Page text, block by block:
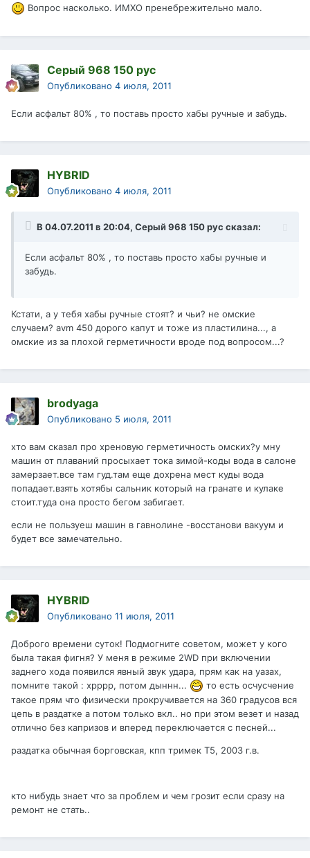
Вопрос насколько. ИМХО пренебрежительно мало.
Серый 968 150 рус
Опубликовано 4 июля, 2011
Если асфальт 80% , то поставь просто хабы ручные и забудь.
HYBRID
Опубликовано 4 июля, 2011
В 04.07.2011 в 20:04, Серый 968 150 рус сказал:
Если асфальт 80% , то поставь просто хабы ручные и
забудь.
Кстати, а у тебя хабы ручные стоят? и чьи? не омские
случаем? avm 450 дорого капут и тоже из пластилина..., а
омские из за плохой герметичности вроде под вопросом...?
brodyaga
Опубликовано 5 июля, 2011
хто вам сказал про хреновую герметичность омских?у мну
машин от плаваний просыхает тока зимой-коды вода в салоне
замерзает.все там гуд.там еще дохрена мест куды вода
попадает.взять хотябы сальник который на гранате и кулаке
стоит.туда она просто бегом забигает.
если не пользуеш машин в гавнолине -восстанови вакуум и
будет все замечательно.
HYBRID
Опубликовано 11 июля, 2011
Доброго времени суток! Подмогните советом, может у кого
была такая фигня? У меня в режиме 2WD при включении
заднего хода появился явный звук удара, прям как на уазах,
помните такой : хрррр, потом дыннн...
то есть осчусчение
такое прям что физически прокручивается на 360 градусов вся
цепь в раздатке а потом только вкл.. но при этом везет и назад
отлично без капризов и вперед переключается с песней...
раздатка обычная борговская, кпп тримек Т5, 2003 г.в.
кто нибудь знает что за проблем и чем грозит если сразу на
ремонт не стать..